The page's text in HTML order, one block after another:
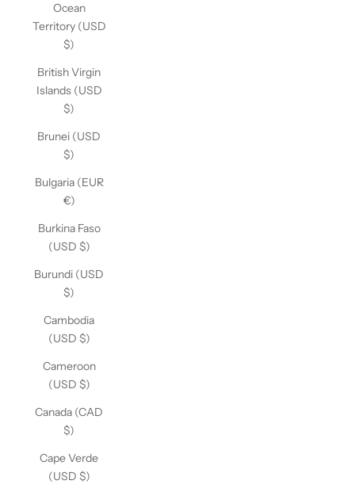
Ocean
Territory (USD
$)
British Virgin
Islands (USD
$)
Brunei (USD
$)
Bulgaria (EUR
€)
Burkina Faso
(USD $)
Burundi (USD
$)
Cambodia
(USD $)
Cameroon
(USD $)
Canada (CAD
$)
Cape Verde
(USD $)